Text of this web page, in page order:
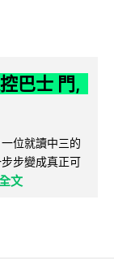
巴士 門,
位就讀中三的
步變成真正可
文